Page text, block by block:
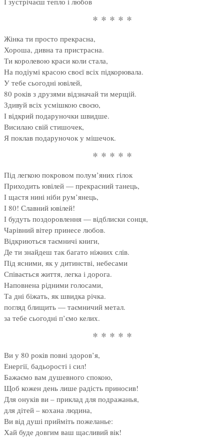
* * * * *
Жінка ти просто прекрасна,
Хороша, дивна та пристрасна.
Ти королевою краси коли стала,
На подіумі красою своєї всіх підкорювала.
У тебе сьогодні ювілей,
80 років з друзями відзначай ти мерщій.
Здивуй всіх усмішкою своєю,
І відкрий подаруночки швидше.
Висилаю свій стишочек,
Я поклав подаруночок у мішечок.
* * * * *
Під легкою покровом полум’яних гілок
Приходить ювілей — прекрасний танець,
І щастя нині ніби рум’янець,
І 80! Славний ювілей!
І будуть поздоровлення — відблиски сонця,
Чарівний вітер принесе любов.
Відкриються таємничі книги,
Де ти знайдеш так багато ніжних слів.
Під ясними, як у дитинстві, небесами
Співається життя, легка і дорога.
Наповнена рідними голосами,
Та дні біжать, як швидка річка.
погляд блищить — таємничий метал.
за тебе сьогодні п’ємо келих.
* * * * *
Ви у 80 років повні здоров’я,
Енергії, бадьорості і сил!
Бажаємо вам душевного спокою,
Щоб кожен день лише радість приносив!
Для онуків ви – приклад для подражанья,
для дітей – кохана людина,
Ви від душі прийміть пожеланье:
Хай буде довгим ваш щасливий вік!